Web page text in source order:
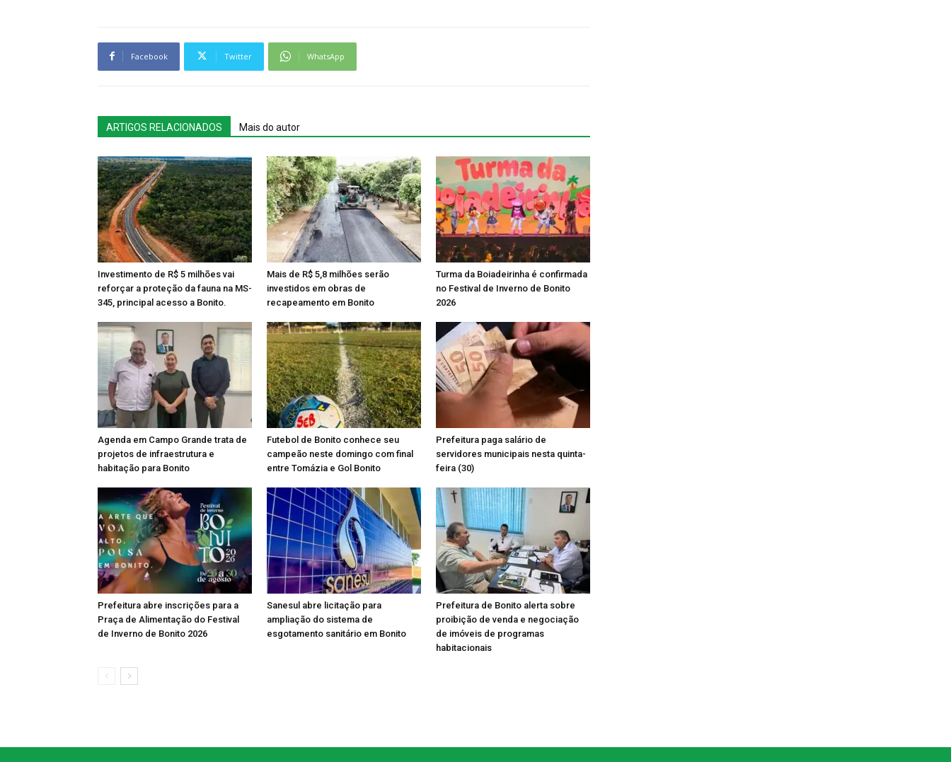
Facebook Twitter WhatsApp
ARTIGOS RELACIONADOS Mais do autor
Investimento de R$ 5 milhões vai
reforçar a proteção da fauna na MS-
345, principal acesso a Bonito.
Mais de R$ 5,8 milhões serão
investidos em obras de
recapeamento em Bonito
Turma da Boiadeirinha é confirmada
no Festival de Inverno de Bonito
2026
Agenda em Campo Grande trata de
projetos de infraestrutura e
habitação para Bonito
Futebol de Bonito conhece seu
campeão neste domingo com final
entre Tomázia e Gol Bonito
Prefeitura paga salário de
servidores municipais nesta quinta-
feira (30)
Prefeitura abre inscrições para a
Praça de Alimentação do Festival
de Inverno de Bonito 2026
Sanesul abre licitação para
ampliação do sistema de
esgotamento sanitário em Bonito
Prefeitura de Bonito alerta sobre
proibição de venda e negociação
de imóveis de programas
habitacionais